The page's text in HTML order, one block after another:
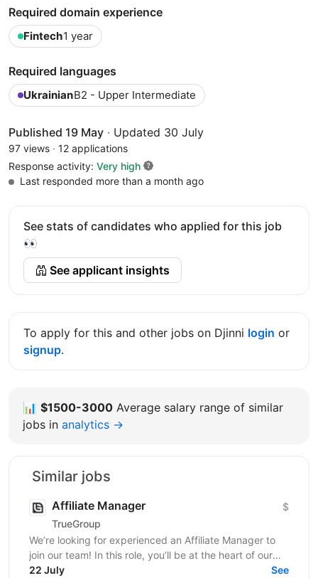
Required domain experience
Fintech1 year
Required languages
UkrainianB2 - Upper Intermediate
Published 19 May · Updated 30 July
97 views · 12 applications
Response activity: Very high
Last responded more than a month ago
See stats of candidates who applied for this job
👀
See applicant insights
To apply for this and other jobs on Djinni login or
signup.
📊 $1500-3000 Average salary range of similar
jobs in analytics →
Similar jobs
Affiliate Manager
TrueGroup
$
We’re looking for experienced an Affiliate Manager to
join our team! In this role, you’ll be at the heart of our
partner program, building relationships and...
22 July See